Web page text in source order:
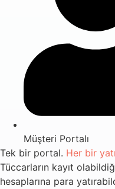
Müşteri Portalı
Tek bir portal. Her bir
Tüccarların kayıt
hesaplarına para